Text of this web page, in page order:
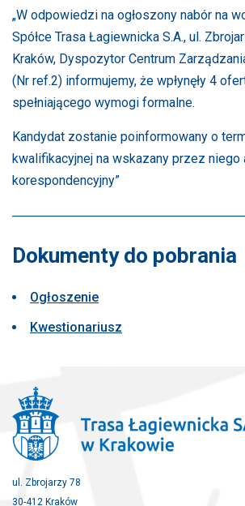
„W odpowiedzi na ogłoszony nabór na
Spółce Trasa Łagiewnicka S.A., ul.
Kraków, Dyspozytor Centrum
(Nr ref.2) informujemy, że wpłynęły 4
spełniającego wymogi formalne.
Kandydat zostanie poinformowany o
kwalifikacyjnej na wskazany przez niego
korespondencyjny”
Dokumenty do pobrania
Ogłoszenie
Kwestionariusz
ul. Zbrojarzy 78
30-412 Kraków